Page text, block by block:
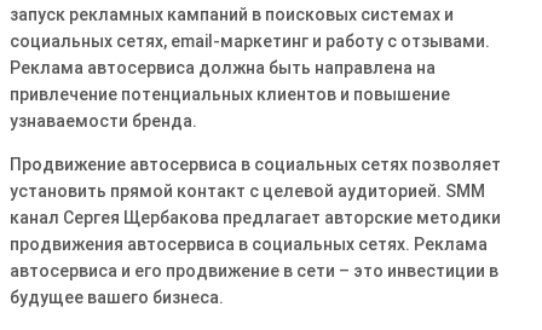
запуск рекламных кампаний в поисковых системах и
социальных сетях, email-маркетинг и работу с отзывами.
Реклама автосервиса должна быть направлена на
привлечение потенциальных клиентов и повышение
узнаваемости бренда.
Продвижение автосервиса в социальных сетях позволяет
установить прямой контакт с целевой аудиторией. SMM
канал Сергея Щербакова предлагает авторские методики
продвижения автосервиса в социальных сетях. Реклама
автосервиса и его продвижение в сети – это инвестиции в
будущее вашего бизнеса.